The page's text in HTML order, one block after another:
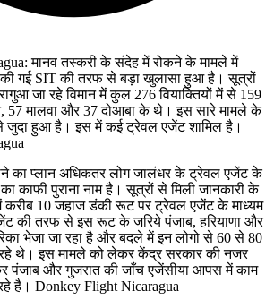
मानव तस्करी के संदेह में रोकने के मामले में
की गई SIT की तरफ से बड़ा खुलासा हुआ है। सूत्रों
जा रहे विमान में कुल 276 वियाक्तियों में से 159
57 मालवा और 37 दोआबा के थे। इस सारे मामले के
जुदा हुआ है। इस में कई ट्रेवल एजेंट शामिल है।
का प्लान अधिकतर लोग जालंधर के ट्रेवल एजेंट के
काफी पुराना नाम है। सूत्रों से मिली जानकारी के
करीब 10 जहाज डंकी रूट पर ट्रेवल एजेंट के माध्यम
की तरफ से इस रूट के जरिये पंजाब, हरियाणा और
भेजा जा रहा है और बदले में इन लोगो से 60 से 80
थे। इस मामले को लेकर केंद्र सरकार की नजर
पंजाब और गुजरात की जाँच एजेंसीया आपस में काम
है। Donkey Flight Nicaragua